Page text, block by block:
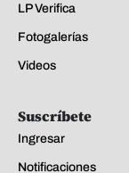
LP Verifica
Fotogalerías
Videos
Suscríbete
Ingresar
Notificaciones